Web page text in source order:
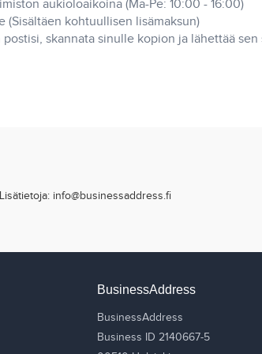
aukioloaikoina (Ma-Pe: 10:00 - 16:00)
kohtuullisen lisämaksun)
skannata sinulle kopion ja lähettää
Lisätietoja: info@businessaddress.fi
BusinessAddress
BusinessAddress
Business ID 2140667-5